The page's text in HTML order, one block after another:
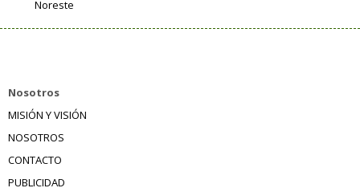
Noreste
Nosotros
MISIÓN Y VISIÓN
NOSOTROS
CONTACTO
PUBLICIDAD